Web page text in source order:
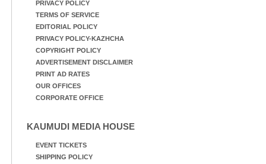
PRIVACY POLICY
TERMS OF SERVICE
EDITORIAL POLICY
PRIVACY POLICY-KAZHCHA
COPYRIGHT POLICY
ADVERTISEMENT DISCLAIMER
PRINT AD RATES
OUR OFFICES
CORPORATE OFFICE
KAUMUDI MEDIA HOUSE
EVENT TICKETS
SHIPPING POLICY